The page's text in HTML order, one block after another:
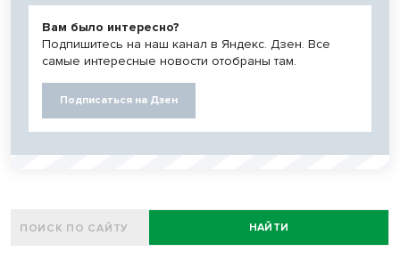
Вам было интересно?
Подпишитесь на наш канал в Яндекс. Дзен. Все
самые интересные новости отобраны там.
Подписаться на Дзен
НАЙТИ